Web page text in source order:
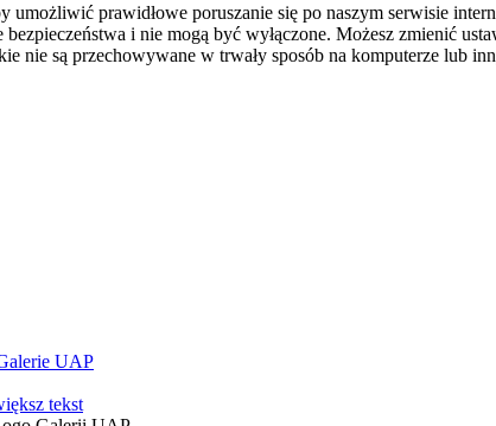
umożliwić prawidłowe poruszanie się po naszym serwisie
i nie mogą być wyłączone. Możesz zmienić
nie są przechowywane w trwały sposób na komputerze lub
UAP
tekst